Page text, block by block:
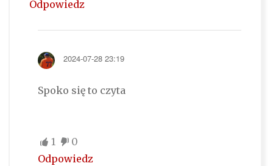
Odpowiedz
2024-07-28 23:19
Spoko się to czyta
1
0
Odpowiedz